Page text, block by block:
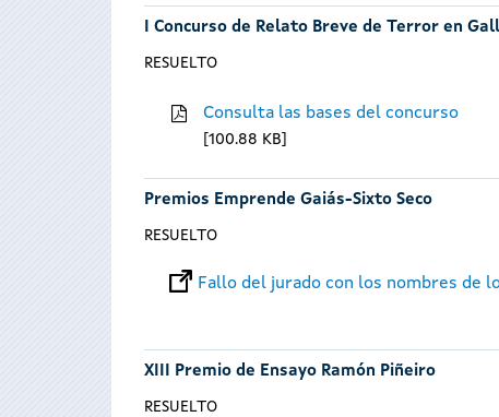
I Concurso de Relato Breve de Terror en
RESUELTO
Consulta las bases del concurso
100.88 KB
Premios Emprende Gaiás-Sixto Seco
RESUELTO
Fallo del jurado con los nombres de
XIII Premio de Ensayo Ramón Piñeiro
RESUELTO